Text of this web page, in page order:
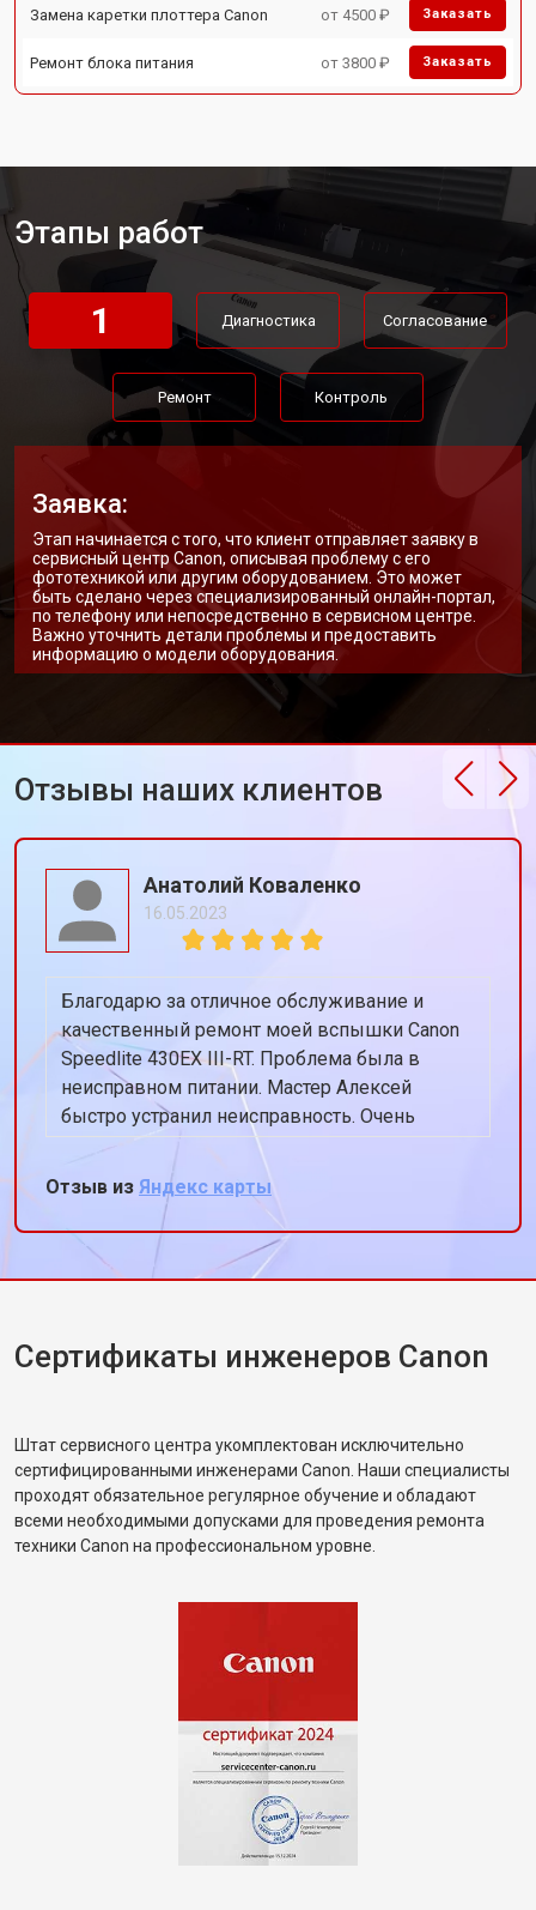
Замена каретки плоттера Canon от 4500 ₽ Заказать
Ремонт блока питания от 3800 ₽ Заказать
Этапы работ
1 Диагностика Согласование
Ремонт Контроль
Заявка:
Этап начинается с того, что клиент отправляет заявку в
сервисный центр Canon, описывая проблему с его
фототехникой или другим оборудованием. Это может
быть сделано через специализированный онлайн-портал,
по телефону или непосредственно в сервисном центре.
Важно уточнить детали проблемы и предоставить
информацию о модели оборудования.
Отзывы наших клиентов
Анатолий Коваленко
16.05.2023
Благодарю за отличное обслуживание и
качественный ремонт моей вспышки Canon
Speedlite 430EX III-RT. Проблема была в
неисправном питании. Мастер Алексей
быстро устранил неисправность. Очень
доволен результатом!
Отзыв из Яндекс карты
Сертификаты инженеров Canon
Штат сервисного центра укомплектован исключительно
сертифицированными инженерами Canon. Наши специалисты
проходят обязательное регулярное обучение и обладают
всеми необходимыми допусками для проведения ремонта
техники Canon на профессиональном уровне.